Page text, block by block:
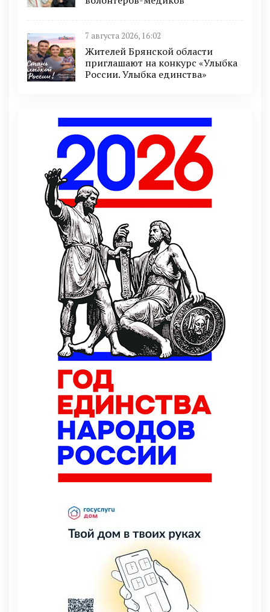
7 августа 2026, 16:02
Жителей Брянской области
приглашают на конкурс «Улыбка
России. Улыбка единства»